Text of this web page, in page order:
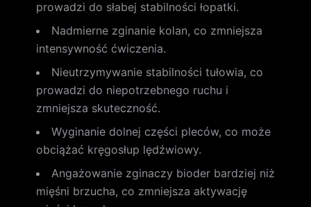
prowadzi do słabej stabilności łopatki.
Nadmierne zginanie kolan, co zmniejsza
intensywność ćwiczenia.
Nieutrzymywanie stabilności tułowia, co
prowadzi do niepotrzebnego ruchu i
zmniejsza skuteczność.
Wyginanie dolnej części pleców, co może
obciążać kręgosłup lędźwiowy.
Angażowanie zginaczy bioder bardziej niż
mięśni brzucha, co zmniejsza aktywację